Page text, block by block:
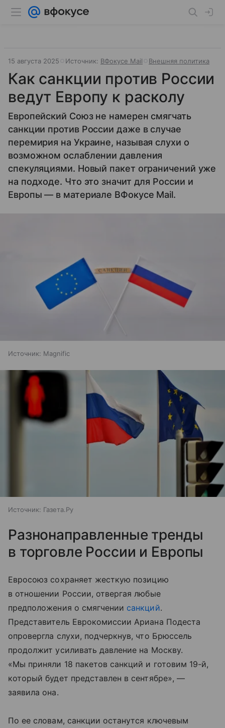
15 августа 2025 Источник: ВФокусе Mail Внешняя политика
Как санкции против России
ведут Европу к расколу
Европейский Союз не намерен смягчать
санкции против России даже в случае
перемирия на Украине, называя слухи о
возможном ослаблении давления
спекуляциями. Новый пакет ограничений уже
на подходе. Что это значит для России и
Европы — в материале ВФокусе Mail.
Источник: Magnific
Источник: Газета.Ру
Разнонаправленные тренды
в торговле России и Европы
Евросоюз сохраняет жесткую позицию
в отношении России, отвергая любые
предположения о смягчении санкций.
Представитель Еврокомиссии Ариана Подеста
опровергла слухи, подчеркнув, что Брюссель
продолжит усиливать давление на Москву.
«Мы приняли 18 пакетов санкций и готовим 19-й,
который будет представлен в сентябре», —
заявила она.
По ее словам, санкции останутся ключевым